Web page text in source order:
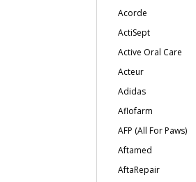
Acorde
ActiSept
Active Oral Care
Acteur
Adidas
Aflofarm
AFP (All For Paws)
Aftamed
AftaRepair